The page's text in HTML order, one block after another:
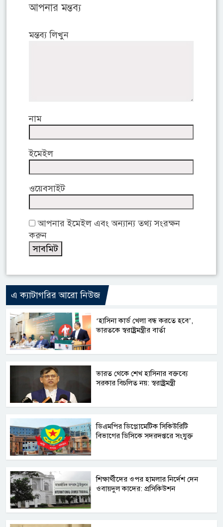
আপনার মন্তব্য
মন্তব্য লিখুন
নাম
ইমেইল
ওয়েবসাইট
আপনার ইমেইল এবং অন্যান্য তথ্য সংরক্ষন
করুন
এ ক্যাটাগরির আরো নিউজ
‘হাসিনা কার্ড খেলা বন্ধ করতে হবে’,
ভারতকে স্বরাষ্ট্রমন্ত্রীর বার্তা
ভারত থেকে শেখ হাসিনার বক্তব্যে
সরকার বিচলিত নয়: স্বরাষ্ট্রমন্ত্রী
ডিএমপির ডিপ্লোমেটিক সিকিউরিটি
বিভাগের ডিসিকে সদরদপ্তরে সংযুক্ত
শিক্ষার্থীদের ওপর হামলার নির্দেশ দেন
ওবায়দুল কাদের: প্রসিকিউশন